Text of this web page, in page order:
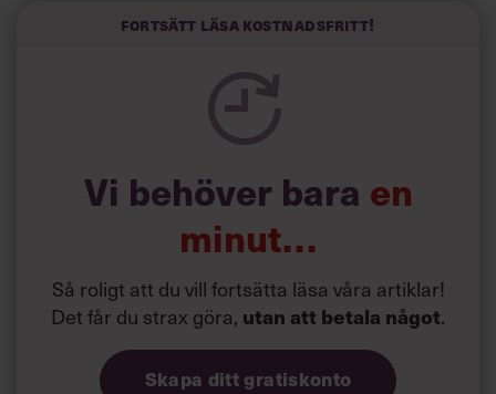
och därefter drabbas man själv. En liten tröst kan vara att
det mest är förkylningar det handlar om så här års, och
inte den än mer fruktade magsjukan.
Läs också:
Här lär sig alla AI – och
roboten Pepper hjälper till
Fortsätt läsa kostnadsfritt!
Vi behöver bara en
minut…
Så roligt att du vill fortsätta läsa våra artiklar!
Det får du strax göra, utan att betala något.
Skapa ditt gratiskonto